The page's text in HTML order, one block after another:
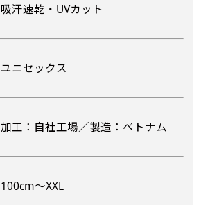
吸汗速乾・UVカット
ユニセックス
加工：自社工場／製造：ベトナム
100cm〜XXL